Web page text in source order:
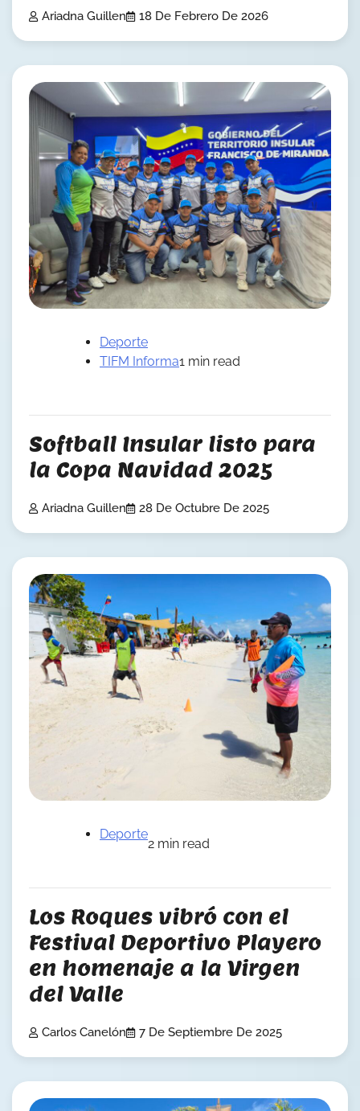
Ariadna Guillen 18 De Febrero De 2026
Deporte
TIFM Informa1 min read
Softball Insular listo para
la Copa Navidad 2025
Ariadna Guillen 28 De Octubre De 2025
Deporte
2 min read
Los Roques vibró con el
Festival Deportivo Playero
en homenaje a la Virgen
del Valle
Carlos Canelón 7 De Septiembre De 2025